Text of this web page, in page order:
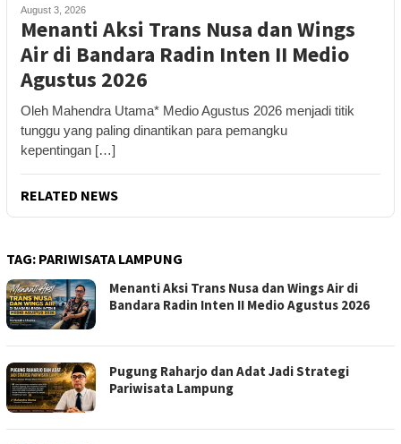
August 3, 2026
Menanti Aksi Trans Nusa dan Wings
Air di Bandara Radin Inten II Medio
Agustus 2026
Oleh Mahendra Utama* Medio Agustus 2026 menjadi titik
tunggu yang paling dinantikan para pemangku
kepentingan […]
RELATED NEWS
TAG: PARIWISATA LAMPUNG
Menanti Aksi Trans Nusa dan Wings Air di
Bandara Radin Inten II Medio Agustus 2026
Pugung Raharjo dan Adat Jadi Strategi
Pariwisata Lampung